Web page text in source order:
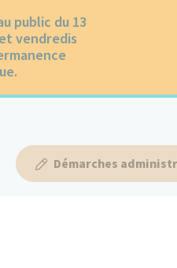
public du 13
vendredis
Démarches